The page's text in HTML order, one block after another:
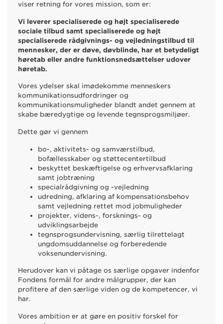
viser retning for vores mission, som er:
Vi leverer specialiserede og højt specialiserede
sociale tilbud samt specialiserede og højt
specialiserede rådgivnings- og vejledningstilbud til
mennesker, der er døve, døvblinde, har et betydeligt
høretab eller andre funktionsnedsættelser udover
høretab.
Vores ydelser skal imødekomme menneskers
kommunikationsudfordringer og
kommunikationsmuligheder blandt andet gennem at
skabe bæredygtige og levende tegnsprogsmiljøer.
Dette gør vi gennem
bo-, aktivitets- og samværstilbud,
bofællesskaber og støttecentertilbud
beskyttet beskæftigelse og erhvervsafklaring
samt jobtræning
specialrådgivning og -vejledning
udredning, afklaring af kompensationsbehov
samt vejledning rettet mod jobmuligheder
projekter, videns-, forsknings- og
udviklingsarbejde
tegnsprogsundervisning, særlig tilrettelagt
ungdomsuddannelse og forberedende
voksenundervisning.
Herudover kan vi påtage os særlige opgaver indenfor
Fondens formål for andre målgrupper, der kan
profitere af den særlige viden og de kompetencer, vi
har.
Vores ambition er at gøre en positiv forskel for